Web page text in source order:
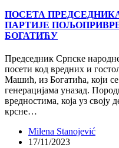
ПОСЕТА
ПАРТИЈЕ
БОГАТИЋУ
Председник Српске
посети код вредних и
Машић, из Богатића, који
генерацијама уназад.
вредностима, која уз своју
крсне…
Milena Stanojević
17/11/2023